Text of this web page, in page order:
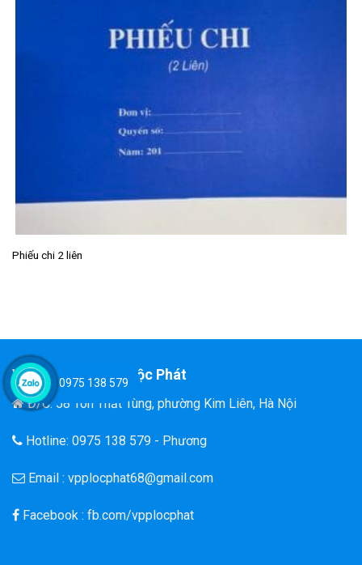
Phiếu chi 2 liên
Văn Phòng Phẩm Lộc Phát
Đ/C: 58 Tôn Thất Tùng, phường Kim Liên, Hà Nội
Hotline: 0975 138 579 - Phương
Email : vpplocphat68@gmail.com
Facebook : fb.com/vpplocphat
0975 138 579